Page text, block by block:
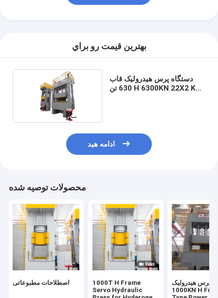
بهترين قيمت رو براي
دستگاه پرس هیدرولیک قاب
630 تن H 6300KN 22X2 KW
ادامه هید
محصولات توصیه شده
اصطلاحات مطبوعاتی
1000T H Frame
Servo Hydraulic
پرس هیدرولیک
1000KN H Frame H